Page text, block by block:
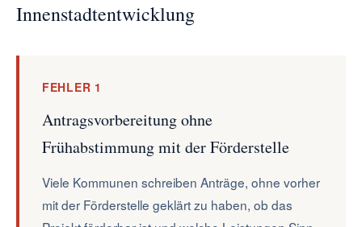
Innenstadtentwicklung
FEHLER 1
Antragsvorbereitung ohne
Frühabstimmung mit der Förderstelle
Viele Kommunen schreiben Anträge, ohne vorher
mit der Förderstelle geklärt zu haben, ob das